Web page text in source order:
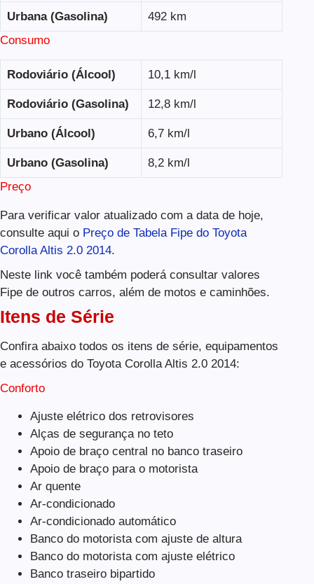
Urbana (Gasolina)
492 km
Consumo
Rodoviário (Álcool) 10,1 km/l
Rodoviário (Gasolina) 12,8 km/l
Urbano (Álcool) 6,7 km/l
Urbano (Gasolina)
8,2 km/l
Preço
Para verificar valor atualizado com a data de hoje,
consulte aqui o Preço de Tabela Fipe do Toyota
Corolla Altis 2.0 2014.
Neste link você também poderá consultar valores
Fipe de outros carros, além de motos e caminhões.
Itens de Série
Confira abaixo todos os itens de série, equipamentos
e acessórios do Toyota Corolla Altis 2.0 2014:
Conforto
Ajuste elétrico dos retrovisores
Alças de segurança no teto
Apoio de braço central no banco traseiro
Apoio de braço para o motorista
Ar quente
Ar-condicionado
Ar-condicionado automático
Banco do motorista com ajuste de altura
Banco do motorista com ajuste elétrico
Banco traseiro bipartido